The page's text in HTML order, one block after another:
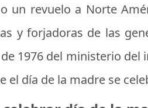
un revuelo a Norte
y forjadoras de las
1976 del ministerio
el día de la madre se